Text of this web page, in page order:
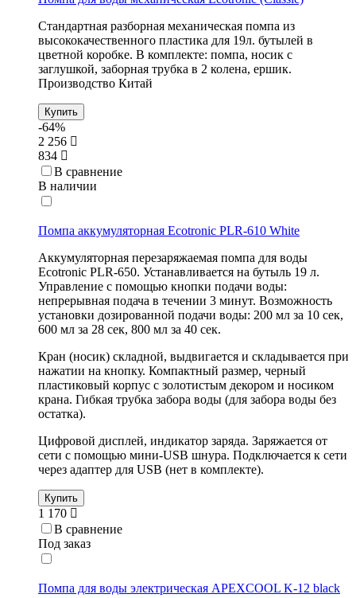
Стандартная разборная механическая помпа из
высококачественного пластика для 19л. бутылей в
цветной коробке. В комплекте: помпа, носик с
заглушкой, заборная трубка в 2 колена, ершик.
Производство Китай
Купить
-64%
2 256
834
В сравнение
В наличии
Помпа аккумуляторная Ecotronic PLR-610 White
Аккумуляторная перезаряжаемая помпа для воды
Ecotronic PLR-650. Устанавливается на бутыль 19 л.
Управление с помощью кнопки подачи воды:
непрерывная подача в течении 3 минут. Возможность
установки дозированной подачи воды: 200 мл за 10 сек,
600 мл за 28 сек, 800 мл за 40 сек.
Кран (носик) складной, выдвигается и складывается при
нажатии на кнопку. Компактный размер, черный
пластиковый корпус с золотистым декором и носиком
крана. Гибкая трубка забора воды (для забора воды без
остатка).
Цифровой дисплей, индикатор заряда. Заряжается от
сети с помощью мини-USB шнура. Подключается к сети
через адаптер для USB (нет в комплекте).
Купить
1 170
В сравнение
Под заказ
Помпа для воды электрическая APEXCOOL K-12 black